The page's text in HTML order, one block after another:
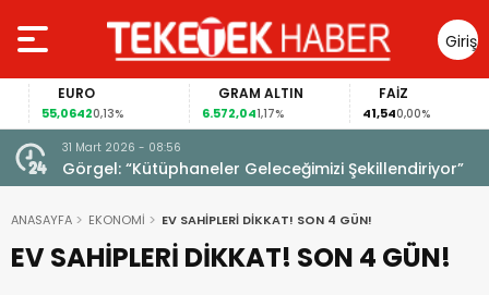
Giriş
Yap
EURO
55,06420,13%
GRAM ALTIN
6.572,041,17%
FAİZ
41,540,00%
31 Mart 2026 - 08:56
Görgel: “Kütüphaneler Geleceğimizi Şekillendiriyor”
ANASAYFA EKONOMİ EV SAHİPLERİ DİKKAT! SON 4 GÜN!
EV SAHİPLERİ DİKKAT! SON 4 GÜN!